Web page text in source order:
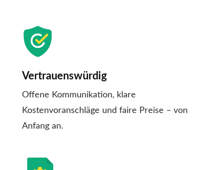
Vertrauenswürdig
Offene Kommunikation, klare
Kostenvoranschläge und faire Preise – von
Anfang an.